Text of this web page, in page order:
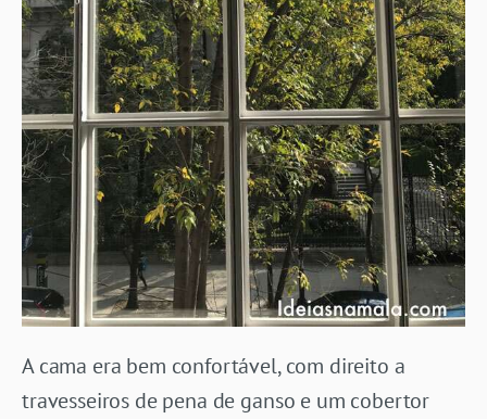
A cama era bem confortável, com direito a
travesseiros de pena de ganso e um cobertor